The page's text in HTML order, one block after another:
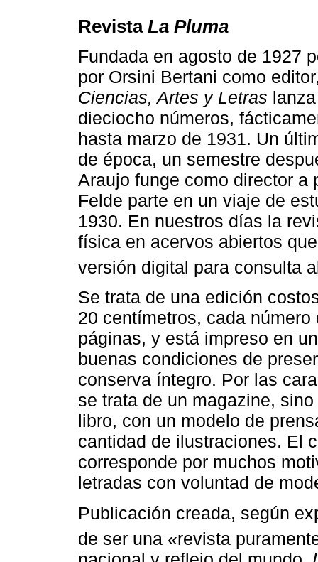
Revista La Pluma
Fundada en agosto de 1927
por Orsini Bertani como
Ciencias, Artes y Letras
dieciocho números,
hasta marzo de 1931. Un
de época, un semestre
Araujo funge como director a
Felde parte en un viaje de
1930. En nuestros días la
física en acervos abiertos
versión digital para consulta
Se trata de una edición
20 centímetros, cada
páginas, y está impreso en
buenas condiciones de
conserva íntegro. Por las
se trata de un magazine,
libro, con un modelo de
cantidad de ilustraciones. El
corresponde por muchos
letradas con voluntad de
Publicación creada, según
de ser una «revista